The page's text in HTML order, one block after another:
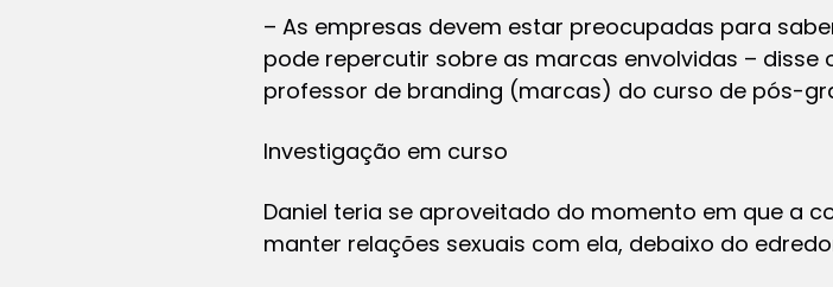
– As empresas devem estar preocupadas para
pode repercutir sobre as marcas envolvidas – disse
professor de branding (marcas) do curso de pós-
Investigação em curso
Daniel teria se aproveitado do momento em que a
manter relações sexuais com ela, debaixo do